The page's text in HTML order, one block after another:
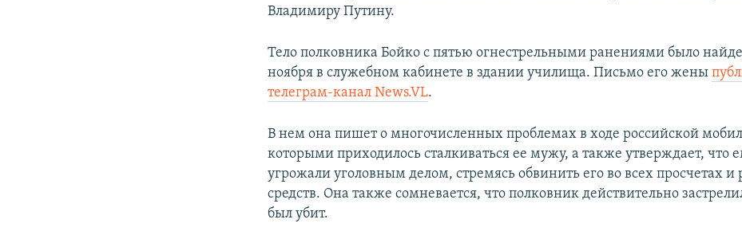
Владимиру Путину.
Тело полковника Бойко с пятью огнестрельными ранениями было
ноября в служебном кабинете в здании училища. Письмо его жены
телеграм-канал News.VL.
В нем она пишет о многочисленных проблемах в ходе российской
которыми приходилось сталкиваться ее мужу, а также утверждает, что
угрожали уголовным делом, стремясь обвинить его во всех просчетах и
средств. Она также сомневается, что полковник действительно
был убит.